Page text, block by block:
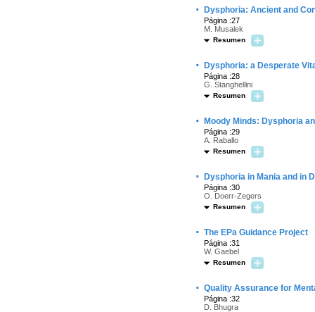
· Dysphoria: Ancient and
Página :27
M. Musalek
Resumen
· Dysphoria: a Desperate
Página :28
G. Stanghellini
Resumen
· Moody Minds: Dysphoria
Página :29
A. Raballo
Resumen
· Dysphoria in Mania and in
Página :30
O. Doerr-Zegers
Resumen
· The EPa Guidance Project
Página :31
W. Gaebel
Resumen
· Quality Assurance for
Página :32
D. Bhugra